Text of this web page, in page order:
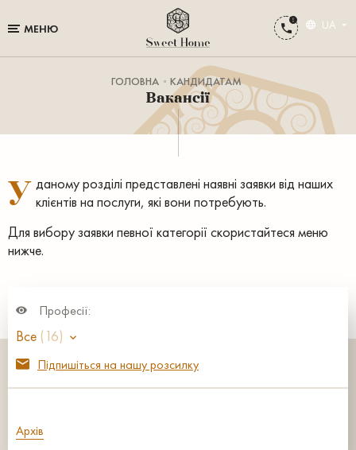
МЕНЮ UA
ГОЛОВНА КАНДИДАТАМ
Вакансії
У даному розділі представлені наявні заявки від наших
клієнтів на послуги, які вони потребують.
Для вибору заявки певної категорії скористайтеся меню
нижче.
Професії:
Все (16)
Підпишіться на нашу розсилку
Архів